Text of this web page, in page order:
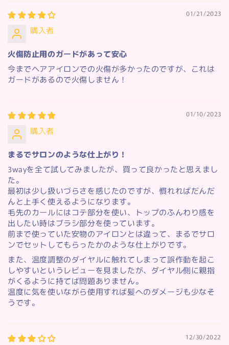
01/21/2023
購入者
火傷防止用のガードがあって安心
今までヘアアイロンでの火傷が多かったのですが、これは
ガードがあるので火傷しません！
01/10/2023
購入者
まるでサロンのような仕上がり！
3wayを全て試してみましたが、買って良かったと思えまし
た。
最初は少し扱いづらさを感じたのですが、慣れればだんだ
んと上手く使えるようになります。
毛先のカールにはコテ部分を使い、トップのふんわり感を
出したい時はブラシ部分を使っています。
前まで使っていた安物のアイロンとは違って、まるでサロ
ンでセットしてもらったかのような仕上がりです。
また、温度調整のダイヤルに触れてしまって誤作動を起こ
しやすいというレビューを見ましたが、ダイヤル側に親指
がくるように持てば問題ありません。
温度に気を使いながら使用すれば髪へのダメージも少なそ
うです。
12/30/2022